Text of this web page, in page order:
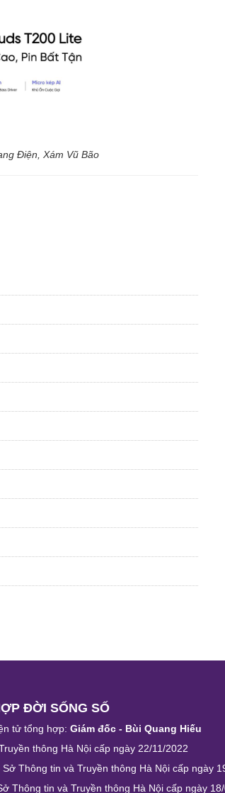
Điện, Xám Vũ Bão
ĐỜI SỐNG SỐ
tử tổng hợp: Giám đốc - Bùi Quang Hiếu
thông Hà Nội cấp ngày 22/11/2022
Thông tin và Truyền thông Hà Nội cấp ngày
Thông tin và Truyền thông Hà Nội cấp ngày